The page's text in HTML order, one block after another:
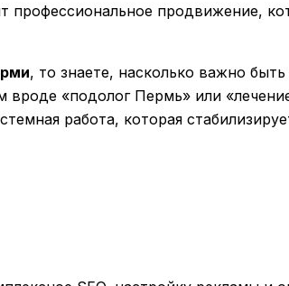
продвижение,
, то знаете, насколько важно
«подолог Пермь» или
работа, которая